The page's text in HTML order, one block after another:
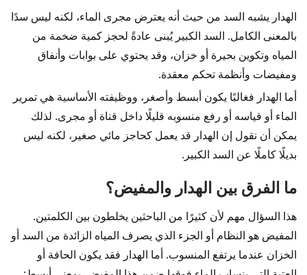
الهدار يشبه السد من حيث أنه يعترض مجرى الماء، لكنه ليس سدًا
بالمعنى الكامل. السد الكبير يُبنى عادةً لحجز كمية ضخمة من
المياه وتكوين بحيرة أو خزان، وقد يحتوي على بوابات وأنفاق
ومفيضات وأنظمة تحكم معقدة.
أما الهدار فغالبًا يكون أبسط وأصغر، ووظيفته الأساسية هي تمرير
الماء أو قياسه أو رفع منسوبه قليلًا داخل قناة أو مجرى. لذلك
يمكن أن نقول إن الهدار قد يعمل كحاجز مائي صغير، لكنه ليس
بديلًا كاملًا عن السد الكبير.
ما الفرق بين الهدار والمفيض؟
هذا السؤال مهم لأن كثيرًا من الباحثين يخلطون بين الكلمتين.
المفيض هو النظام أو الجزء الذي يصرف المياه الزائدة من السد أو
الخزان عندما يرتفع المنسوب. أما الهدار فقد يكون الحافة أو